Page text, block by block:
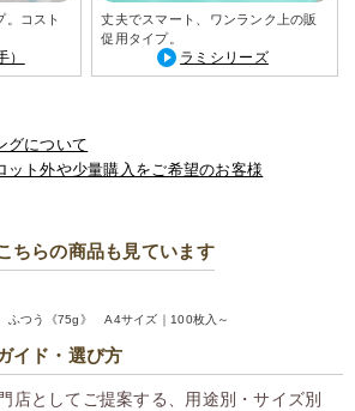
。コスト
）
丈夫でスマート、ワンランク上の販
促用タイプ。
ラミシリーズ
グについて
ット外や少量購入をご希望のお客様
ちらの商品も見ています
ふつう《75g》 A4サイズ｜100枚入～
イド・選び方
店としてご提案する、用途別・サイズ別